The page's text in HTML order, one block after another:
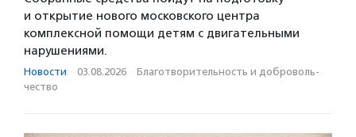
и открытие нового московского центра
комплексной помощи детям с двигательными
нарушениями.
Новости · 03.08.2026 · Благотвори­тель­ность и доброволь­
чест­во